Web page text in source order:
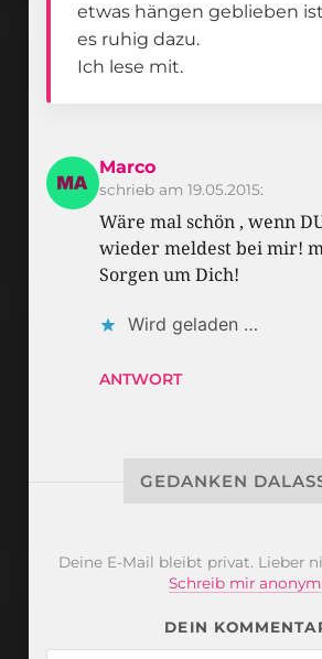
etwas hängen geblieben
es ruhig dazu.
Ich lese mit.
Marco
schrieb am 19.05.2015:
Wäre mal schön , wenn
wieder meldest bei mir!
Sorgen um Dich!
Wird geladen …
ANTWORT
GEDANKEN
Deine E-Mail bleibt privat. Lieber
Schreib mir anonym
DEIN